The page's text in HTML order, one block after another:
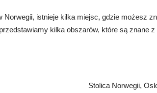
Norwegii, istnieje kilka miejsc, gdzie możesz
kilka obszarów, które są znane
Stolica Norwegii,